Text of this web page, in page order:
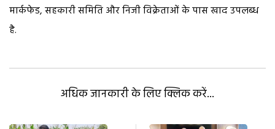
मार्कफेड, सहकारी समिति और निजी विक्रेताओं के पास खाद उपलब्ध
है.
अधिक जानकारी के लिए क्लिक करें...